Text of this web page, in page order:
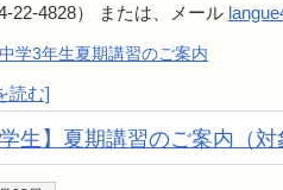
22-4828） または、メール
学3年生夏期講習のご案内
読む]
学生】夏期講習のご案内（